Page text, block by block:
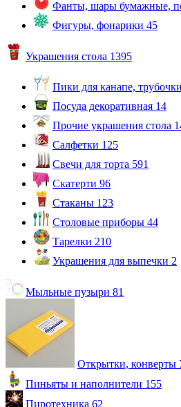
Фанты, шары бумажные,
Фигуры, фонарики 45
Украшения стола 1395
Пики для канапе,
Посуда декоративная 14
Прочие украшения стола
Салфетки 125
Свечи для торта 591
Скатерти 96
Стаканы 123
Столовые приборы 44
Тарелки 210
Украшения для выпечки 2
Мыльные пузыри 81
Открытки, конверты
Пиньяты и наполнители 155
Пиротехника 62